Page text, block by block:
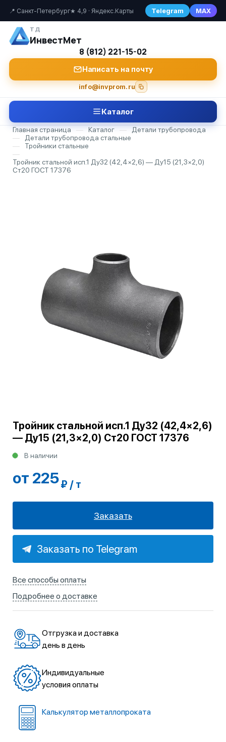
📍 Санкт-Петербург★ 4,9 · Яндекс.Карты Telegram MAX
ТД
ИнвестМет
8 (812) 221-15-02
Написать на почту
info@invprom.ru
Каталог
Главная страница — Каталог —
Детали трубопровода
—
Детали трубопровода стальные
—
Тройники стальные
—
Тройник стальной исп.1 Ду32 (42,4×2,6) — Ду15 (21,3×2,0)
Ст20 ГОСТ 17376
Тройник стальной исп.1 Ду32 (42,4×2,6)
— Ду15 (21,3×2,0) Ст20 ГОСТ 17376
В наличии
от 225₽ / т
Заказать
Заказать по Telegram
Все способы оплаты
Подробнее о доставке
Отгрузка и доставка
день в день
Индивидуальные
условия оплаты
Калькулятор металлопроката